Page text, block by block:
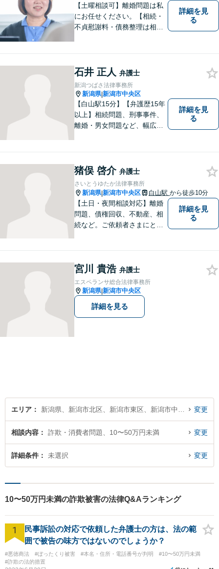
【土曜相談可】離婚問題は私
にお任せください。【相続・
不貞慰謝料・債務整理は相談
く）】
詳細を見
る
石井 正人 弁護士
新潟つばさ法律事務所
新潟県|新潟市中央区
【白山駅15分】【弁護歴15年
以上】相続問題、刑事事件、
離婚・男女問題など、幅広い
を目指します。まずはお気軽
にご相談を！【著書多数！】
詳細を見
る
猪俣 啓介 弁護士
さいとうゆたか法律事務所
新潟県|新潟市中央区 白山駅 から徒歩10分
【土日・夜間相談対応】離婚
問題、債権回収、不動産、相
続など。ご依頼者さまにとっ
ず、わかりやすくご説明しま
す。お気軽にご相談ください
【子連れ相談可】
詳細を見
る
宮川 貴浩 弁護士
エスペランサ総合法律事務所
新潟県|新潟市中央区
詳細を見る
エリア 変更
相談内容 詐欺・消費者問題、10〜50万円未満 変更
詳細条件 未選択 変更
10〜50万円未満の詐欺被害の法律Q&Aランキング
1
民事訴訟の対応で依頼した弁護士の方は、法の範
囲で被告の味方ではないのでしょうか？
#悪徳商法 #ぼったくり被害 #本名・住所・電話番号が判明
#10〜50万円未満
#詐欺の法的措置